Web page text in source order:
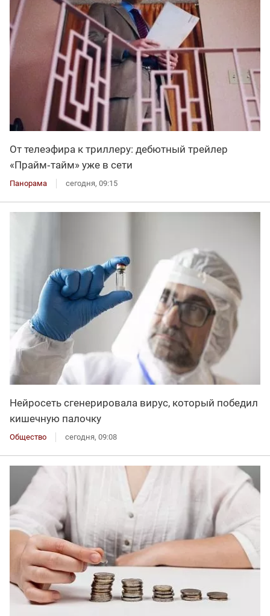
От телеэфира к триллеру: дебютный трейлер
«Прайм‑тайм» уже в сети
Панорама сегодня, 09:15
Нейросеть сгенерировала вирус, который победил
кишечную палочку
Общество сегодня, 09:08